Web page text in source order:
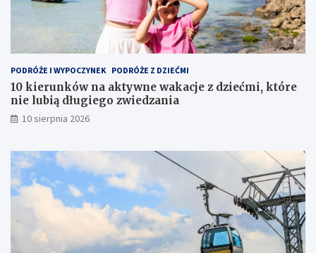
y
a
k
a
c
j
z
d
z
i
m
s
y
W
i
e
r
h
?
PODRÓŻE I WYPOCZYNEK PODRÓŻE Z DZIEĆMI
10 kierunków na aktywne wakacje z dziećmi, które
nie lubią długiego zwiedzania
10 sierpnia 2026